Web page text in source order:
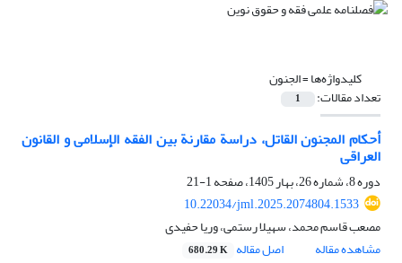
کلیدواژه‌ها =الجنون
تعداد مقالات: 1
أحکام المجنون القاتل، دراسة مقارنة بین الفقه الإسلامی و القانون
العراقی
دوره 8، شماره 26، بهار 1405، صفحه
1-21
10.22034/jml.2025.2074804.1533
مصعب قاسم محمد، سهیلا رستمی، وریا حفیدی
مشاهده مقاله
اصل مقاله 680.29 K